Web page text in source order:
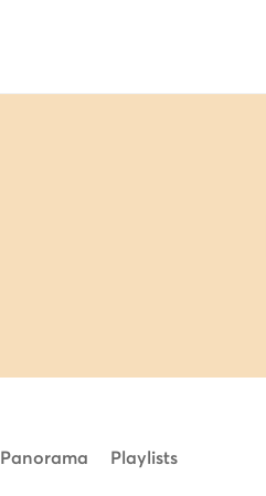
Panorama Playlists